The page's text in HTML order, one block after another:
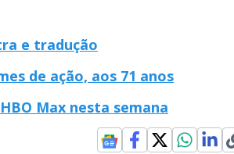
e tradução
de ação, aos 71 anos
Max nesta semana